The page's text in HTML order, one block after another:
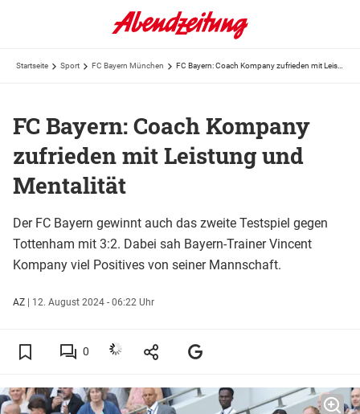
Startseite Sport FC Bayern München
FC Bayern: Coach Kompany
zufrieden mit Leistung und
Mentalität
Der FC Bayern gewinnt auch das zweite Testspiel gegen
Tottenham mit 3:2. Dabei sah Bayern-Trainer Vincent
Kompany viel Positives von seiner Mannschaft.
AZ | 12. August 2024 - 06:22 Uhr
0